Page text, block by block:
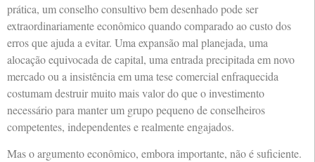
prática, um conselho consultivo bem desenhado pode ser
extraordinariamente econômico quando comparado ao custo dos
erros que ajuda a evitar. Uma expansão mal planejada, uma
alocação equivocada de capital, uma entrada precipitada em novo
mercado ou a insistência em uma tese comercial enfraquecida
costumam destruir muito mais valor do que o investimento
necessário para manter um grupo pequeno de conselheiros
competentes, independentes e realmente engajados.
Mas o argumento econômico, embora importante, não é suficiente.